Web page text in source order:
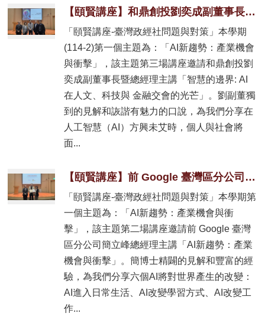
【頤賢講座】和鼎創投劉奕成副董事長暨總經理: 「智慧的邊界: AI 在人文、科技與金融交會的光芒」-2026.03.12
「頤賢講座-臺灣政經社問題與對策」本學期
(114-2)第一個主題為：「AI新趨勢：產業機會
與衝擊」，該主題第三場講座邀請和鼎創投劉
奕成副董事長暨總經理主講「智慧的邊界: AI
在人文、科技與 金融交會的光芒」。劉副董獨
到的見解和詼諧有魅力的口說，為我們分享在
人工智慧（AI）方興未艾時，個人與社會將
面...
【頤賢講座】前 Google 臺灣區分公司簡立峰總經理: 「AI新趨勢：產業機會與衝擊」-2026.03.05
「頤賢講座-臺灣政經社問題與對策」本學期第
一個主題為：「AI新趨勢：產業機會與衝
擊」，該主題第二場講座邀請前 Google 臺灣
區分公司簡立峰總經理主講「AI新趨勢：產業
機會與衝擊」。簡博士精闢的見解和豐富的經
驗，為我們分享六個AI將對世界產生的改變：
AI進入日常生活、AI改變學習方式、AI改變工
作...